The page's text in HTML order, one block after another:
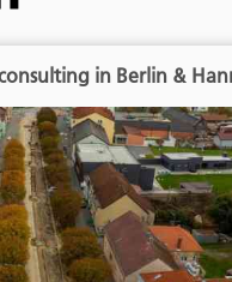
in Berlin &